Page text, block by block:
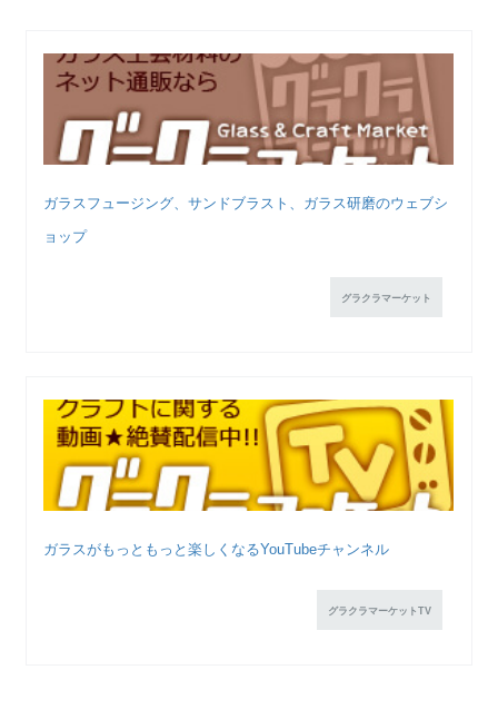
ガラスフュージング、サンドブラスト、ガラス研磨のウェブシ
ョップ
グラクラマーケット
ガラスがもっともっと楽しくなるYouTubeチャンネル
グラクラマーケットTV